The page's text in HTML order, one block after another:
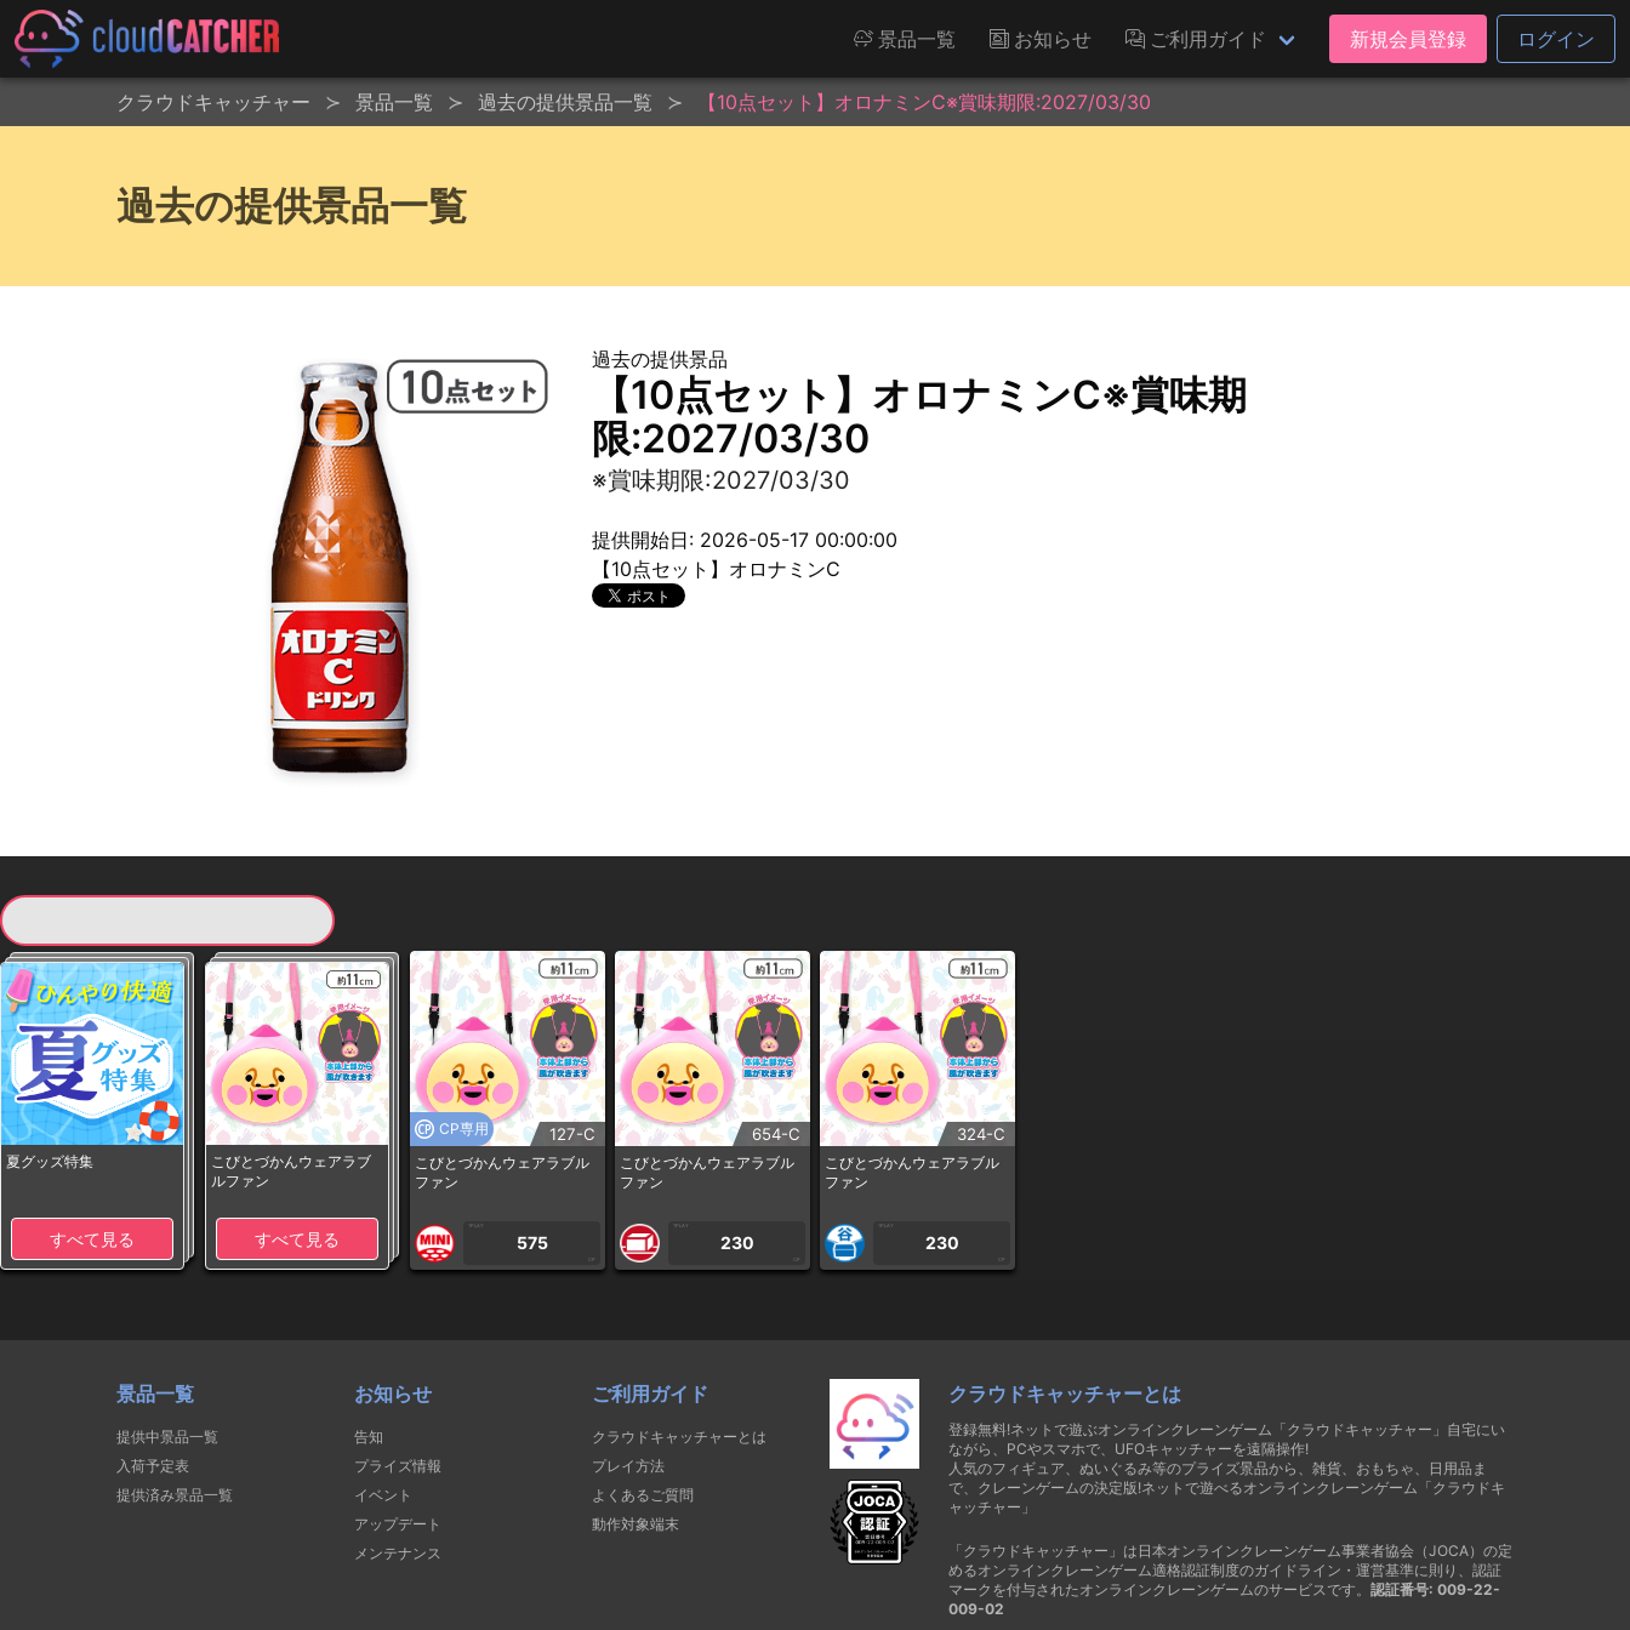
景品一覧 お知らせ ご利用ガイド 新規会員登録 ログイン
クラウドキャッチャー 景品一覧 過去の提供景品一覧 【10点セット】オロナミンC※賞味期限:2027/03/30
過去の提供景品一覧
過去の提供景品
【10点セット】オロナミンC※賞味期
限:2027/03/30
※賞味期限:2027/03/30
提供開始日: 2026-05-17 00:00:00
【10点セット】オロナミンC
夏グッズ特集
すべて見る
こびとづかんウェアラブ
ルファン
すべて見る
CP専用 127-C
こびとづかんウェアラブル
ファン
1PLAY
575
CP
654-C
こびとづかんウェアラブル
ファン
1PLAY
230
CP
324-C
こびとづかんウェアラブル
ファン
1PLAY
230
CP
景品一覧
提供中景品一覧
入荷予定表
提供済み景品一覧
お知らせ
告知
プライズ情報
イベント
アップデート
メンテナンス
ご利用ガイド
クラウドキャッチャーとは
プレイ方法
よくあるご質問
動作対象端末
クラウドキャッチャーとは
登録無料!ネットで遊ぶオンラインクレーンゲーム「クラウドキャッチャー」自宅にい
ながら、PCやスマホで、UFOキャッチャーを遠隔操作!
人気のフィギュア、ぬいぐるみ等のプライズ景品から、雑貨、おもちゃ、日用品ま
で、クレーンゲームの決定版!ネットで遊べるオンラインクレーンゲーム「クラウドキ
ャッチャー」
「クラウドキャッチャー」は日本オンラインクレーンゲーム事業者協会（JOCA）の定
めるオンラインクレーンゲーム適格認証制度のガイドライン・運営基準に則り、認証
マークを付与されたオンラインクレーンゲームのサービスです。 認証番号: 009-22-
009-02